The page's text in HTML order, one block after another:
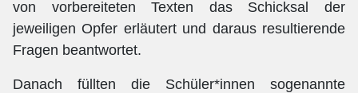
von vorbereiteten Texten das Schicksal der
jeweiligen Opfer erläutert und daraus resultierende
Fragen beantwortet.
Danach füllten die Schüler*innen sogenannte